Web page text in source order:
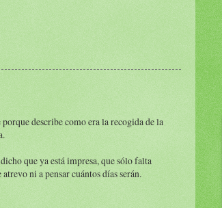
describe como era la recogida de la
que ya está impresa, que sólo falta
ni a pensar cuántos días serán.